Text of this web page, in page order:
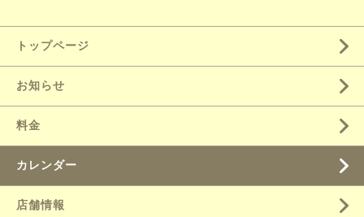
トップページ
お知らせ
料金
カレンダー
店舗情報